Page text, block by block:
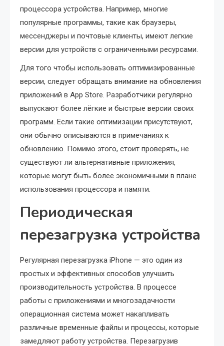
процессора устройства. Например, многие
популярные программы, такие как браузеры,
мессенджеры и почтовые клиенты, имеют легкие
версии для устройств с ограниченными ресурсами.
Для того чтобы использовать оптимизированные
версии, следует обращать внимание на обновления
приложений в App Store. Разработчики регулярно
выпускают более лёгкие и быстрые версии своих
программ. Если такие оптимизации присутствуют,
они обычно описываются в примечаниях к
обновлению. Помимо этого, стоит проверять, не
существуют ли альтернативные приложения,
которые могут быть более экономичными в плане
использования процессора и памяти.
Периодическая
перезагрузка устройства
Регулярная перезагрузка iPhone — это один из
простых и эффективных способов улучшить
производительность устройства. В процессе
работы с приложениями и многозадачности
операционная система может накапливать
различные временные файлы и процессы, которые
замедляют работу устройства. Перезагрузив